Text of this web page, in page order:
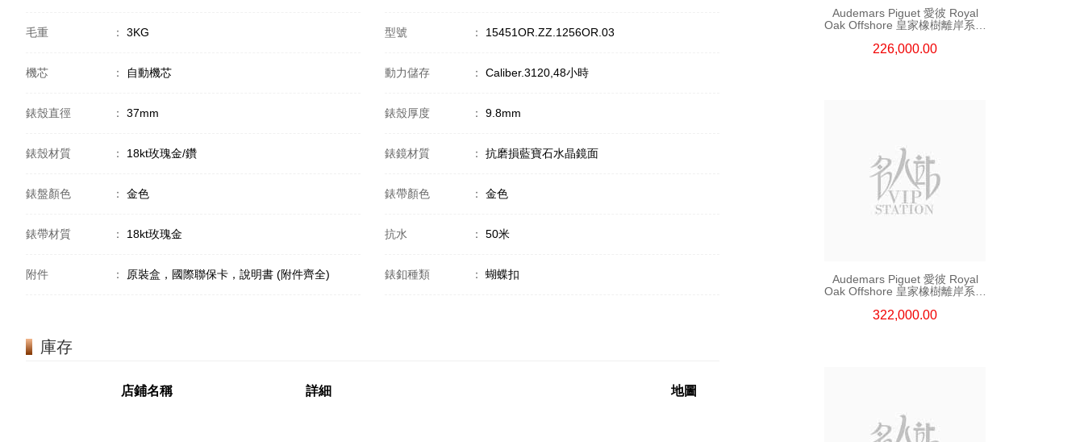
毛重 ： 3KG 型號 ： 15451OR.ZZ.1256OR.03
機芯 ： 自動機芯 動力儲存 ： Caliber.3120,48小時
錶殼直徑 ： 37mm 錶殼厚度 ： 9.8mm
錶殼材質 ： 18kt玫瑰金/鑽 錶鏡材質 ： 抗磨損藍寶石水晶鏡面
錶盤顏色 ： 金色 錶帶顏色 ： 金色
錶帶材質 ： 18kt玫瑰金 抗水 ： 50米
附件 ： 原裝盒，國際聯保卡，說明書 (附件齊全) 錶釦種類 ： 蝴蝶扣
庫存
店鋪名稱 詳細 地圖
Audemars Piguet 愛彼 Royal
Oak Offshore 皇家橡樹離岸系列
精鋼
226,000.00
Audemars Piguet 愛彼 Royal
Oak Offshore 皇家橡樹離岸系列
322,000.00